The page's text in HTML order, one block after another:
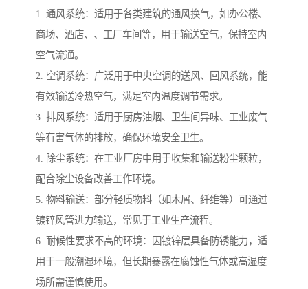
1. 通风系统：适用于各类建筑的通风换气，如办公楼、
商场、酒店、、工厂车间等，用于输送空气，保持室内
空气流通。
2. 空调系统：广泛用于中央空调的送风、回风系统，能
有效输送冷热空气，满足室内温度调节需求。
3. 排风系统：适用于厨房油烟、卫生间异味、工业废气
等有害气体的排放，确保环境安全卫生。
4. 除尘系统：在工业厂房中用于收集和输送粉尘颗粒，
配合除尘设备改善工作环境。
5. 物料输送：部分轻质物料（如木屑、纤维等）可通过
镀锌风管进力输送，常见于工业生产流程。
6. 耐候性要求不高的环境：因镀锌层具备防锈能力，适
用于一般潮湿环境，但长期暴露在腐蚀性气体或高湿度
场所需谨慎使用。